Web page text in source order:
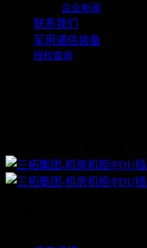
企业新闻
联系我们
军用通信装备
授权查询